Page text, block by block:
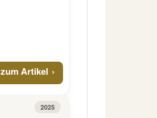
zum Artikel
2025